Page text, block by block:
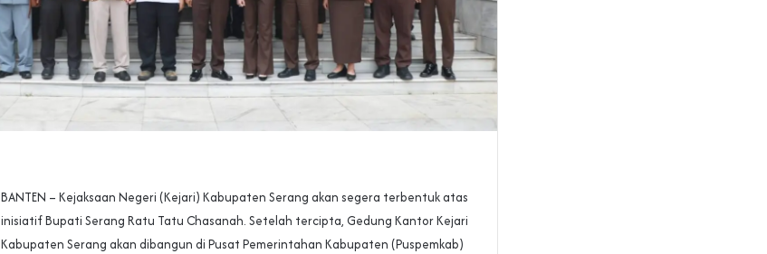
BANTEN – Kejaksaan Negeri (Kejari) Kabupaten Serang akan segera terbentuk atas
inisiatif Bupati Serang Ratu Tatu Chasanah. Setelah tercipta, Gedung Kantor Kejari
Kabupaten Serang akan dibangun di Pusat Pemerintahan Kabupaten (Puspemkab)